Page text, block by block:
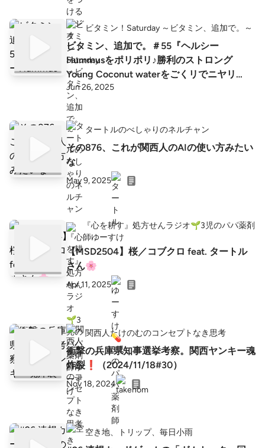
ビタミン！Saturday ～ビタミン、追加で。～
ビタミン、追加で。＃55『ヘルシー
Hummusをポリポリ♪勝利のストロング
Young Coconut waterをごくリでニヤリ
♪（※暑さ吹き飛ぶ隠しトラック有り）』
Jun 26, 2025
タートルのべしゃりのネルチャン
その876、これが関西人のAIの使い方みたい
な
May 9, 2025
『心を耕す』処方せんラジオ🌱3児のパパ薬剤
師ゆーすけ
【MSD2504】桜／コブクロ feat. タートル
さん🌸
Apr 11, 2025
関西人たけのむのコンセプトなき思考
衝撃の兵庫県知事選挙考察。関西ヤンキー魂
炸裂❗️（2024/11/18#30）
Nov 18, 2024
空き地、トリップ、毎日小雨